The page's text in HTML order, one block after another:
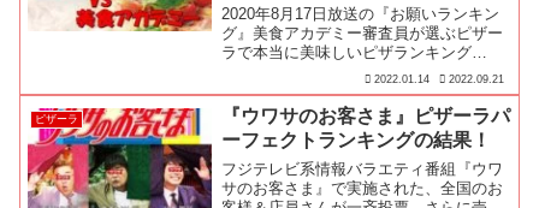
2020年8月17日放送の『お願いランキン
グ』美食アカデミー審査員が選ぶピザー
ラで本当に美味しいピザランキング
BEST６を紹介します！2022.01.14 2022.09.21
ピザーラ
『ウワサのお客さま』ピザーラパ
ーフェクトランキングの結果！
フジテレビ系情報バラエティ番組『ウワ
サのお客さま』で実施された、全国のお